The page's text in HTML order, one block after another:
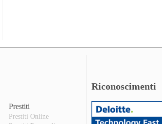
Prestiti
Prestiti Online
Riconoscimenti